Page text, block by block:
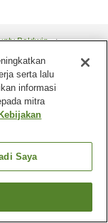
Baldwin
Minette)
serta lalu
informasi
mitra
Kebijakan
Saya